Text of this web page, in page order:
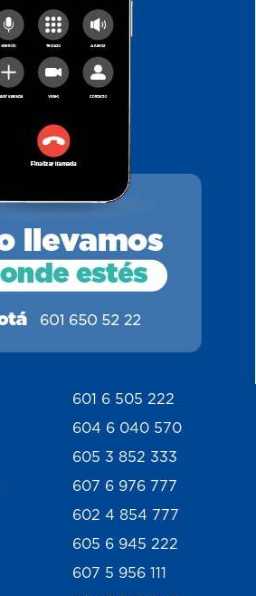
601 6 505 222
604 6 040 570
605 3 852 333
607 6 976 777
602 4 854 777
605 6 945 222
607 5 956 111